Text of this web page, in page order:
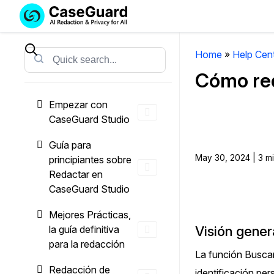
Servicios
CASEGUARD
SUBCONTRATE
SUS
Selecciona un plan que se adapte a tus
necesidades
Soluciones
Search
Empezar con
CaseGuard Studio
Guía para
principiantes sobre
Redactar en
CaseGuard Studio
Mejores Prácticas,
la guía definitiva
para la redacción
Redacción de
Home» Help
Cómo
May 30, 2024 | 3
Visión
La función